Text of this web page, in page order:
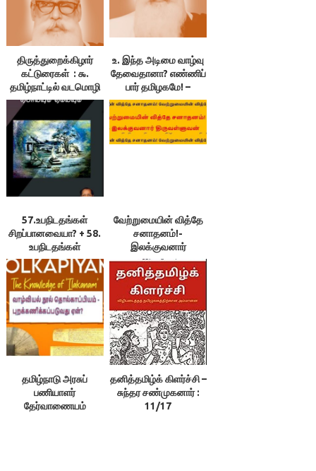
திருத்துறைக்கிழார்
கட்டுரைகள் : ௯.
தமிழ்நாட்டில் வடமொழி
.. .. பிறமொழி – தமிழ்
அகரமுதலி ஏன்
தோன்றின?
உ. இந்த அடிமை வாழ்வு
தேவைதானா? எண்ணிப்
பார் தமிழகமே! –
திருத்துறைக் கிழார்
57.உபநிடதங்கள்
சிறப்பானவையா? + 58.
உபநிடதங்கள்
உயர்வானவையா? + 59.
சனாதனம்
சமற்கிருதத்தில்
உள்ளதால்தான்
தமிழர்கள்
எதிர்க்கின்றனர்? –
இலக்குவனார்
திருவள்ளுவன்
வேற்றுமையின் வித்தே
சனாதனம்!-
இலக்குவனார்
திருவள்ளுவன்
தமிழ்நாடு அரசுப்
பணியாளர்
தேர்வாணையம்
தனித்தமிழ்க் கிளர்ச்சி –
சுந்தர சண்முகனார் :
11/17